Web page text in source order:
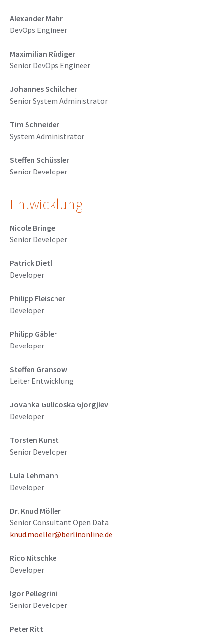
Alexander Mahr
DevOps Engineer
Maximilian Rüdiger
Senior DevOps Engineer
Johannes Schilcher
Senior System Administrator
Tim Schneider
System Administrator
Steffen Schüssler
Senior Developer
Entwicklung
Nicole Bringe
Senior Developer
Patrick Dietl
Developer
Philipp Fleischer
Developer
Philipp Gäbler
Developer
Steffen Gransow
Leiter Entwicklung
Jovanka Gulicoska Gjorgjiev
Developer
Torsten Kunst
Senior Developer
Lula Lehmann
Developer
Dr. Knud Möller
Senior Consultant Open Data
knud.moeller@berlinonline.de
Rico Nitschke
Developer
Igor Pellegrini
Senior Developer
Peter Ritt